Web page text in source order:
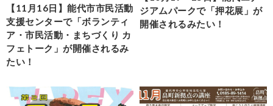
【11月16日】能代市市民活動
支援センターで「ボランティ
ア・市民活動・まちづくり カ
フェトーク」が開催されるみ
たい！
ジアムパークで「押花展」が
開催されるみたい！